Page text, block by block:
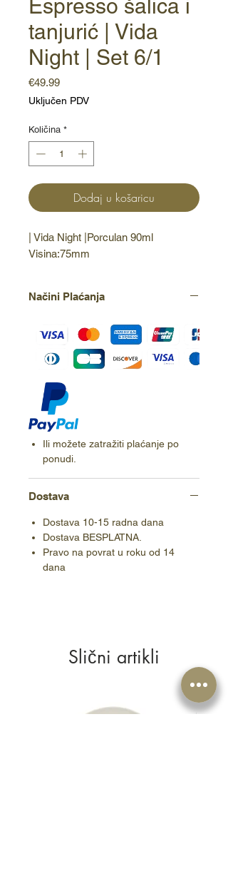
Espresso šalica i
tanjurić | Vida
Night | Set 6/1
€49.99Cijena
Uključen PDV
Količina *
Dodaj u košaricu
| Vida Night |Porculan 90ml
Visina:75mm
Načini Plaćanja
Ili možete zatražiti plaćanje po
ponudi.
Dostava
Dostava 10-15 radna dana
Dostava BESPLATNA.
Pravo na povrat u roku od 14
dana
Slični artikli